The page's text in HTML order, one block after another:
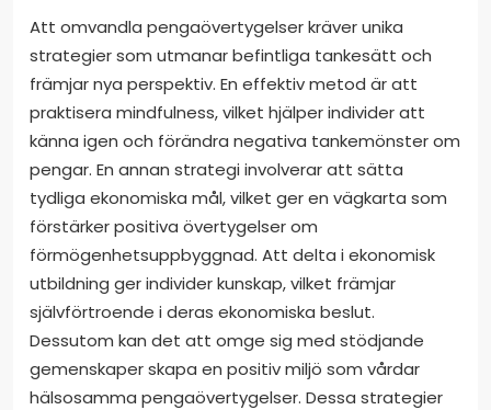
Att omvandla pengaövertygelser kräver unika
strategier som utmanar befintliga tankesätt och
främjar nya perspektiv. En effektiv metod är att
praktisera mindfulness, vilket hjälper individer att
känna igen och förändra negativa tankemönster om
pengar. En annan strategi involverar att sätta
tydliga ekonomiska mål, vilket ger en vägkarta som
förstärker positiva övertygelser om
förmögenhetsuppbyggnad. Att delta i ekonomisk
utbildning ger individer kunskap, vilket främjar
självförtroende i deras ekonomiska beslut.
Dessutom kan det att omge sig med stödjande
gemenskaper skapa en positiv miljö som vårdar
hälsosamma pengaövertygelser. Dessa strategier